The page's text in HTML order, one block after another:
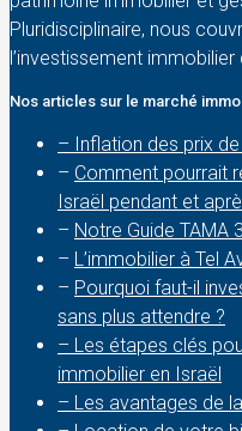
Pluridisciplinaire, nous
l’investissement immobilier
Nos articles sur le marché
– Inflation des prix
– Comment pourrait
Israël pendant et
– Notre Guide TAMA
– L’immobilier à Tel
– Pourquoi faut-il
sans plus attendre ?
– Les étapes clés
immobilier en Israël
– Les avantages de